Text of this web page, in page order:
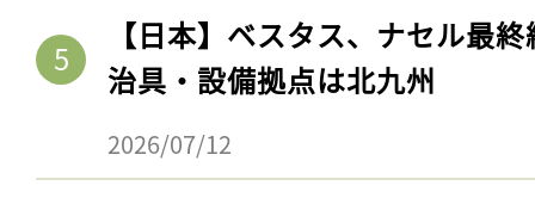
【日本】ベスタス、ナセル最
治具・設備拠点は北九州
2026/07/12